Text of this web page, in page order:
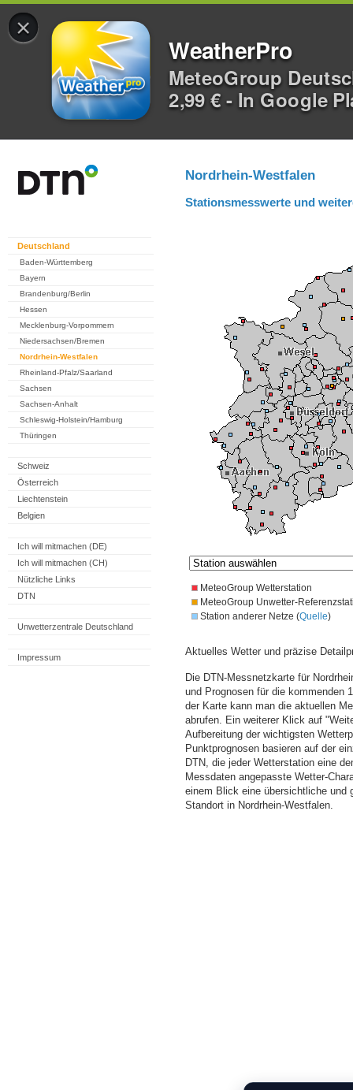
×
WeatherPro
MeteoGroup
2,99 € - In Google
Deutschland
Baden-Württemberg
Bayern
Brandenburg/Berlin
Hessen
Mecklenburg-Vorpommern
Niedersachsen/Bremen
Nordrhein-Westfalen
Rheinland-Pfalz/Saarland
Sachsen
Sachsen-Anhalt
Schleswig-Holstein/Hamburg
Thüringen
Schweiz
Österreich
Liechtenstein
Belgien
Ich will mitmachen (DE)
Ich will mitmachen (CH)
Nützliche Links
DTN
Unwetterzentrale Deutschland
Impressum
Nordrhein-Westfalen
Stationsmesswerte und
MeteoGroup Wetterstation
MeteoGroup Unwetter-
Station anderer Netze (Quelle)
Aktuelles Wetter und präzise
Die DTN-Messnetzkarte für
und Prognosen für die kommenden
der Karte kann man die aktuellen
abrufen. Ein weiterer Klick auf
Aufbereitung der wichtigsten
Punktprognosen basieren auf der
DTN, die jeder Wetterstation eine
Messdaten angepasste Wetter-
einem Blick eine übersichtliche und
Standort in Nordrhein-Westfalen.